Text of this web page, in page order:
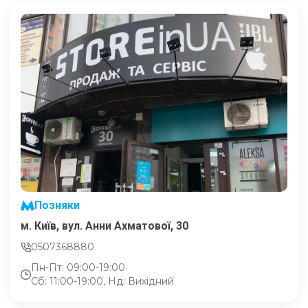
Позняки
м. Київ, вул. Анни Ахматової, 30
0507368880
Пн-Пт: 09:00-19:00
Сб: 11:00-19:00, Нд: Вихідний